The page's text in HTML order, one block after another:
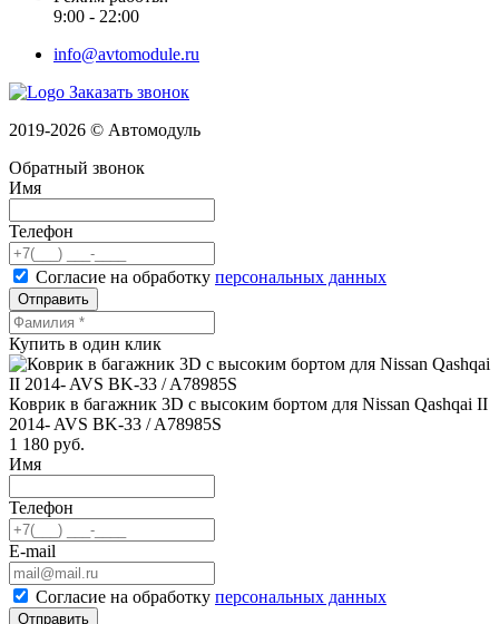
9:00 - 22:00
info@avtomodule.ru
Заказать звонок
2019-2026 © Автомодуль
Обратный звонок
Имя
Телефон
Согласие на обработку персональных данных
Отправить
Купить в один клик
Коврик в багажник 3D с высоким бортом для Nissan Qashqai II
2014- AVS BK-33 / A78985S
1 180 руб.
Имя
Телефон
E-mail
Согласие на обработку персональных данных
Отправить